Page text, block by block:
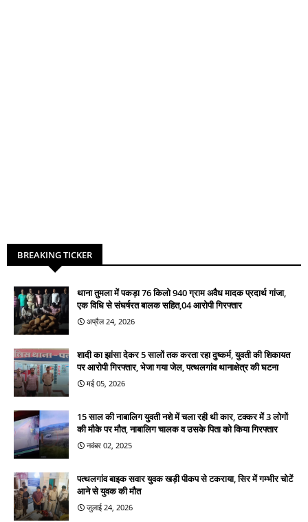
BREAKING TICKER
थाना तुमला में पकड़ा 76 किलो 940 ग्राम अवैध मादक प्रदार्थ गांजा,
एक विधि से संघर्षरत बालक सहित,04 आरोपी गिरफ्तार
अप्रैल 24, 2026
शादी का झांसा देकर 5 सालों तक करता रहा दुष्कर्म, युवती की शिकायत
पर आरोपी गिरफ्तार, भेजा गया जेल, पत्थलगांव थानाक्षेत्र की घटना
मई 05, 2026
15 साल की नाबालिग युवती नशे में चला रही थी कार, टक्कर में 3 लोगों
की मौके पर मौत, नाबालिग चालक व उसके पिता को किया गिरफ्तार
नवंबर 02, 2025
पत्थलगांव बाइक सवार युवक खड़ी पीकप से टकराया, सिर में गम्भीर चोटें
आने से युवक की मौत
जुलाई 24, 2026